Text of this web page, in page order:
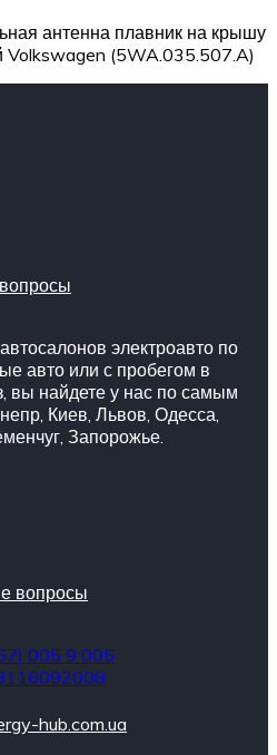
антенна плавник на крышу
Volkswagen (5WA.035.507.A)
электроавто по
авто или с пробегом в
вы найдете у нас по самым
Киев, Львов, Одесса,
Запорожье.
вопросы
005 9 005
hub.com.ua